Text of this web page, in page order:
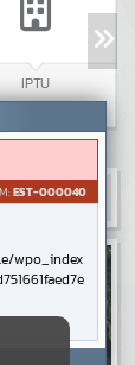
IPTU
EST-000040
wpo_index